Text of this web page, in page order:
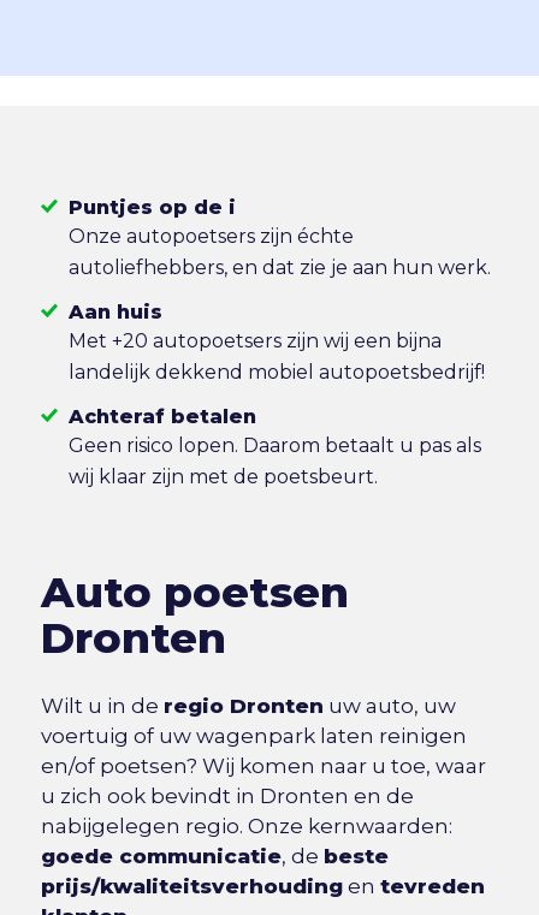
Puntjes op de i
Onze autopoetsers zijn échte
autoliefhebbers, en dat zie je aan hun werk.
Aan huis
Met +20 autopoetsers zijn wij een bijna
landelijk dekkend mobiel autopoetsbedrijf!
Achteraf betalen
Geen risico lopen. Daarom betaalt u pas als
wij klaar zijn met de poetsbeurt.
Auto poetsen
Dronten
Wilt u in de regio Dronten uw auto, uw
voertuig of uw wagenpark laten reinigen
en/of poetsen? Wij komen naar u toe, waar
u zich ook bevindt in Dronten en de
nabijgelegen regio. Onze kernwaarden:
goede communicatie, de beste
prijs/kwaliteitsverhoudingen tevreden